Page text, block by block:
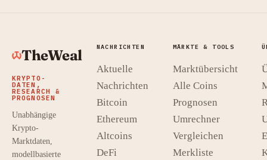
TheWeal
KRYPTO-
DATEN,
RESEARCH &
PROGNOSEN
Unabhängige
Krypto-
Marktdaten,
modellbasierte
NACHRICHTEN
Aktuelle
Nachrichten
Bitcoin
Ethereum
Altcoins
DeFi
MÄRKTE & TOOLS
Marktübersicht
Alle Coins
Prognosen
Umrechner
Vergleichen
Merkliste